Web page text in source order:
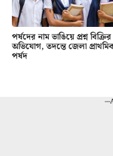
পর্ষদের নাম ভাঙিয়ে প্রশ্ন বিক্রির
অভিযোগ, তদন্তে জেলা
পর্ষদ